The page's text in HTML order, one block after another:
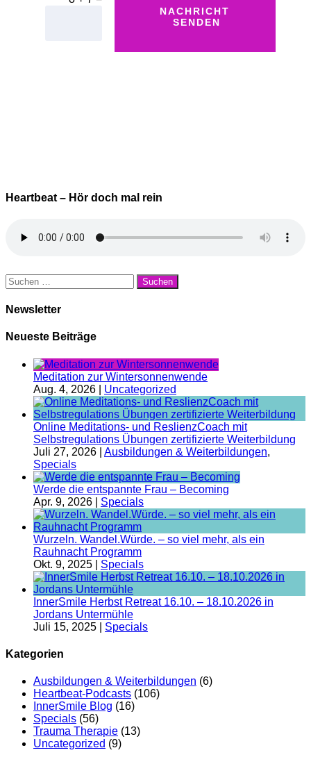
NACHRICHT
SENDEN
Heartbeat – Hör doch mal rein
Suchen
nach:
Newsletter
Neueste Beiträge
Meditation zur Wintersonnenwende
Aug. 4, 2026
Uncategorized
Online Meditations- und ReslienzCoach mit
Selbstregulations Übungen zertifizierte Weiterbildung
Juli 27, 2026
Ausbildungen & Weiterbildungen,
Specials
Werde die entspannte Frau – Becoming
Apr. 9, 2026
Specials
Wurzeln. Wandel.Würde. – so viel mehr, als ein
Rauhnacht Programm
Okt. 9, 2025
Specials
InnerSmile Herbst Retreat 16.10. – 18.10.2026 in
Jordans Untermühle
Juli 15, 2025
Specials
Kategorien
Ausbildungen & Weiterbildungen (6)
Heartbeat-Podcasts (106)
InnerSmile Blog (16)
Specials (56)
Trauma Therapie (13)
Uncategorized (9)